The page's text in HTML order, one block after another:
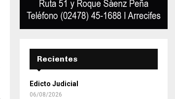
Recientes
Edicto Judicial
06/08/2026